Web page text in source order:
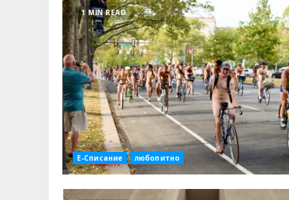
1 MIN READ
Е-Списание любопитно